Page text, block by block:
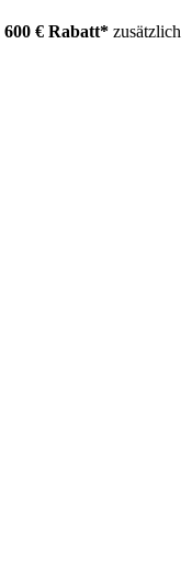
600 € Rabatt* zusätzlich